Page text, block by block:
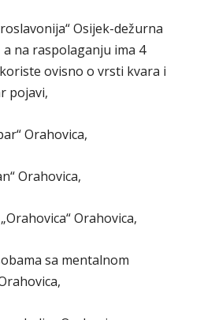
Osijek-dežurna
na raspolaganju ima 4
ovisno o vrsti kvara i
pojavi,
Orahovica,
Orahovica,
Orahovica,
sa mentalnom